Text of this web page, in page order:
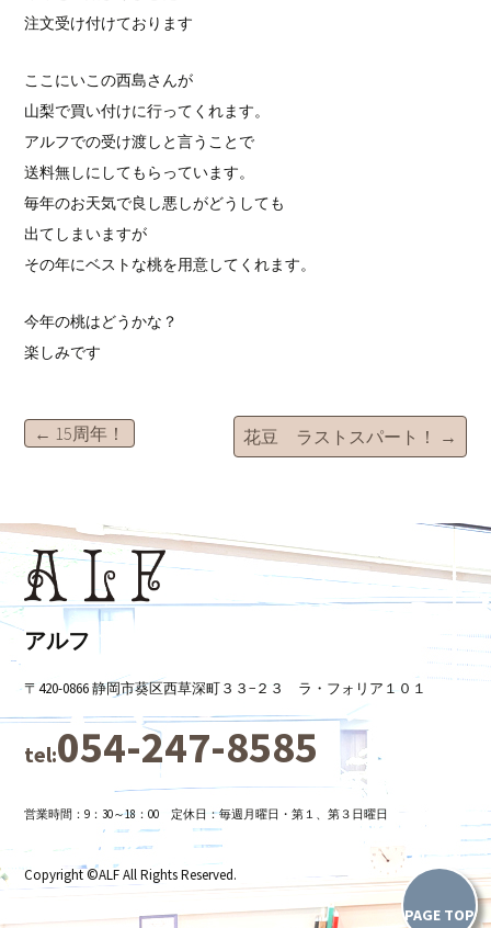
PAGE TOP
注文受け付けております
ここにいこの西島さんが
山梨で買い付けに行ってくれます。
アルフでの受け渡しと言うことで
送料無しにしてもらっています。
毎年のお天気で良し悪しがどうしても
出てしまいますが
その年にベストな桃を用意してくれます。
今年の桃はどうかな？
楽しみです
投
稿
ナ
ビ
ゲ
シ
← 15周年！ 花豆 ラストスパート！ →
アルフ
〒420-0866 静岡市葵区西草深町３３−２３ ラ・フォリア１０１
tel:054-247-8585
営業時間：9：30～18：00 定休日：毎週月曜日・第１、第３日曜日
Copyright ©ALF All Rights Reserved.